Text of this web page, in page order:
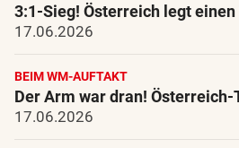
3:1-Sieg! Österreich legt
17.06.2026
BEIM WM-AUFTAKT
Der Arm war dran!
17.06.2026